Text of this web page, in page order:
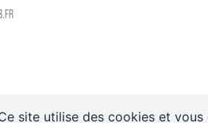
site utilise des cookies et